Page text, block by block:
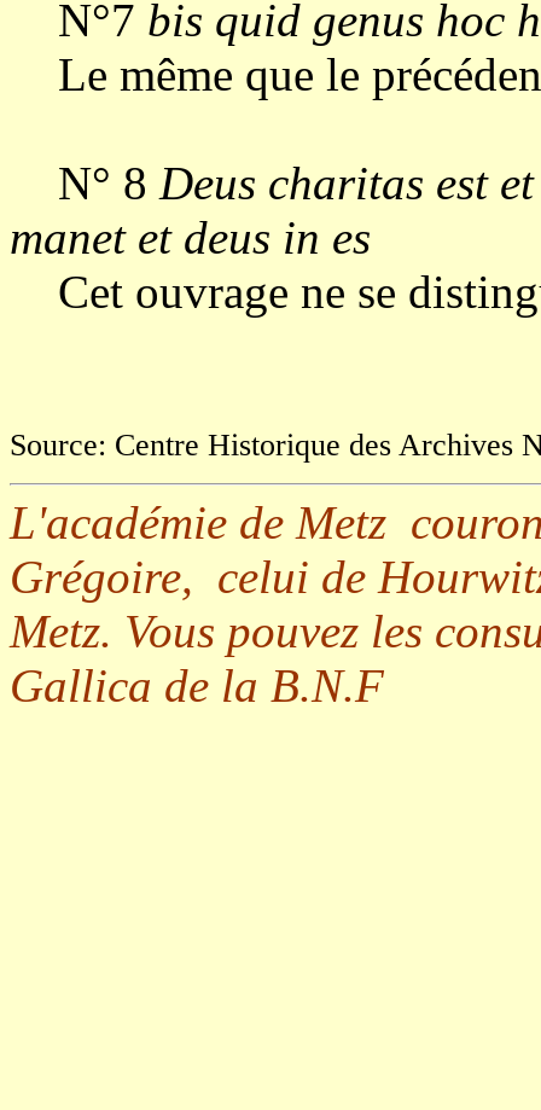
N°7 bis quid genus hoc
Le même que le
N° 8 Deus charitas est
manet et deus in es
Cet ouvrage ne se
Source: Centre Historique des Archives
L'académie de Metz
Grégoire, celui de
Metz. Vous pouvez les
Gallica de la B.N.F